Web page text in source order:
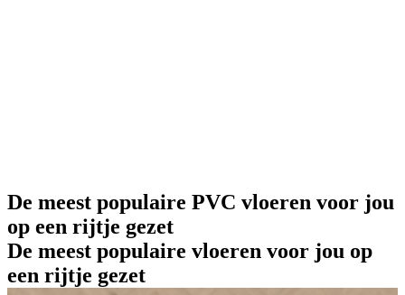
De meest populaire PVC vloeren voor jou
op een rijtje gezet
De meest populaire vloeren voor jou op
een rijtje gezet